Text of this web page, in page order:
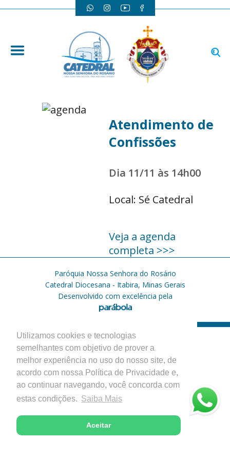
Utilizamos cookies e tecnologias
semelhantes com objetivo de prover a
melhor experiência no uso do nosso site, de
acordo com nossa Política de Privacidade e,
ao continuar navegando, você concorda com
estas condições. Saiba Mais
Aceitar
Atendimento de
Confissões
Dia 11/11 às 14h00
Local: Sé Catedral
Veja a agenda
completa >>>
Paróquia Nossa Senhora do Rosário
Catedral Diocesana - Itabira, Minas Gerais
Desenvolvido com excelência pela